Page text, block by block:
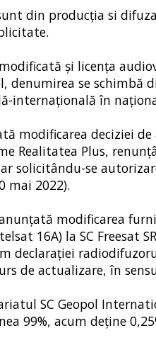
din producția si
și licența
denumirea se schimbă
internațională în
modificarea deciziei
Realitatea Plus,
solicitându-se
mai 2022).
modificarea
16A) la SC
declarației
de actualizare, în
SC Geopol
99%, acum deține